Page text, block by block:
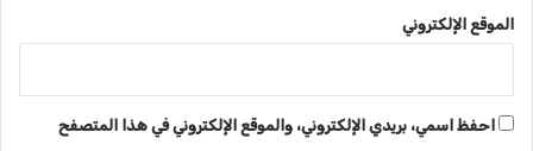
الموقع الإلكتروني
احفظ اسمي، بريدي الإلكتروني، والموقع الإلكتروني في هذا المتصفح